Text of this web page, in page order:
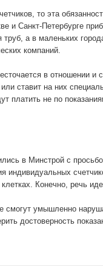
то эта
и Санкт-Петербурге
труб, а в маленьких
компаний.
в отношении
или ставит на них
платить не по
в Минстрой с
индивидуальных
Конечно, речь
смогут умышленно
достоверность